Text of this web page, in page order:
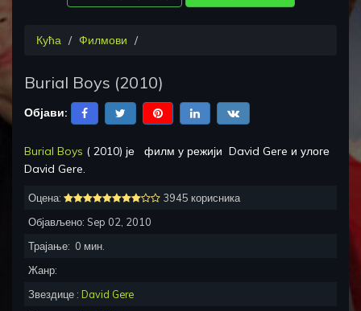
Кућа Филмови
Burial Boys (2010)
Објави:
Burial Boys ( 2010) је филм у режији David Gere и улоге
David Gere.
Оцена:
3945 корисника
Објављено: Sep 02, 2010
Трајање: 0 мин.
Жанр:
Звездице : David Gere